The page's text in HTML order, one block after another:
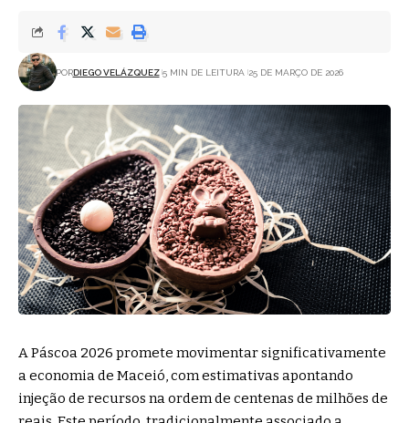
PORDIEGO VELÁZQUEZ 5 MIN DE LEITURA 25 DE MARÇO DE 2026
A Páscoa 2026 promete movimentar significativamente
a economia de Maceió, com estimativas apontando
injeção de recursos na ordem de centenas de milhões de